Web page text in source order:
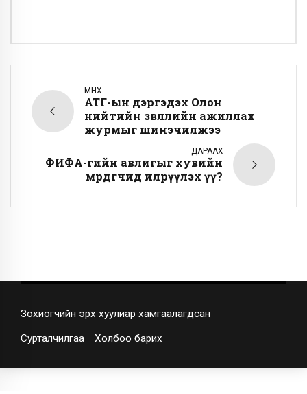
ӨМНӨХ
АТГ-ын дэргэдэх Олон
нийтийн зөвлөлийн ажиллах
журмыг шинэчилжээ
ДАРААХ
ФИФА-гийн авлигыг хувийн
мөрдөгчид илрүүлэх үү?
Зохиогчийн эрх хуулиар хамгаалагдсан
Сурталчилгаа Холбоо барих